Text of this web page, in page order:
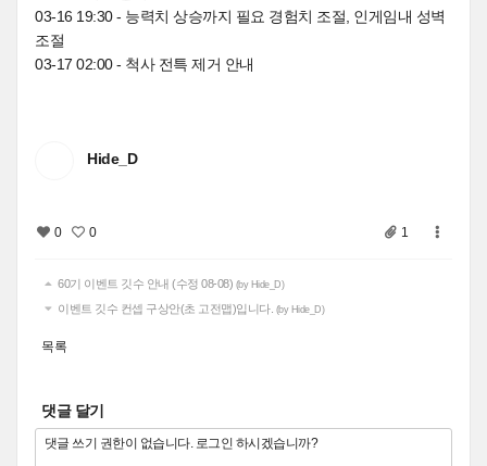
03-16 19:30 - 능력치 상승까지 필요 경험치 조절, 인게임내 성벽
조절
03-17 02:00 - 척사 전특 제거 안내
Hide_D
0 0 1
60기 이벤트 깃수 안내 (수정 08-08) (by Hide_D)
이벤트 깃수 컨셉 구상안(초 고전맵)입니다. (by Hide_D)
목록
댓글 달기